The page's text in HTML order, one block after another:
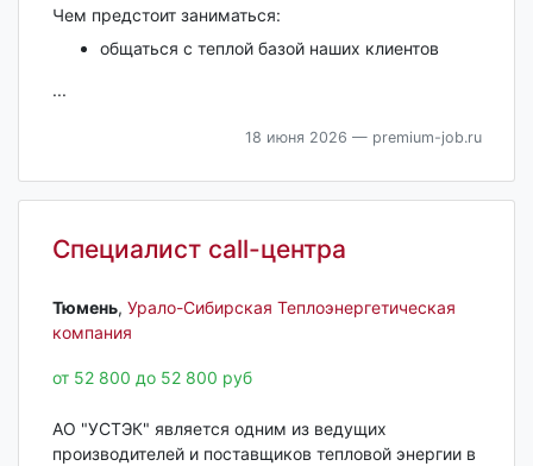
Чем предстоит заниматься:
общаться с теплой базой наших клиентов
...
18 июня 2026 — premium-job.ru
Специалист call-центра
Тюмень‎, Урало-Сибирская Теплоэнергетическая
компания
от 52 800 до 52 800 руб
АО "УСТЭК" является одним из ведущих
производителей и поставщиков тепловой энергии в